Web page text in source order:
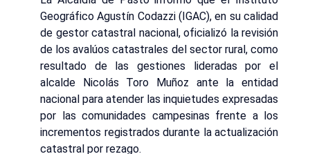
Geográfico Agustín Codazzi (IGAC), en su calidad
de gestor catastral nacional, oficializó la revisión
de los avalúos catastrales del sector rural, como
resultado de las gestiones lideradas por el
alcalde Nicolás Toro Muñoz ante la entidad
nacional para atender las inquietudes expresadas
por las comunidades campesinas frente a los
incrementos registrados durante la actualización
catastral por rezago.